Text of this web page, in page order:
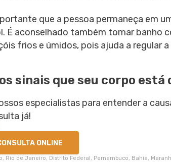
que a pessoa permaneça em
É aconselhado também tomar banho
frios e úmidos, pois ajuda a regular
sinais que seu corpo está
especialistas para entender a
já!
ONLINE
Rio de Janeiro, Distrito Federal, Pernambuco, Bahia,